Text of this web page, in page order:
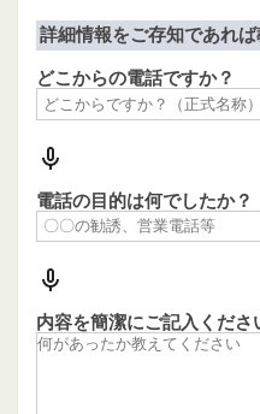
詳細情報をご存知であれ
どこからの電話ですか？
電話の目的は何でしたか？
内容を簡潔にご記入くださ